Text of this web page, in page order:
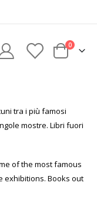
Cart
0elementi
tra i più famosi
mostre. Libri fuori
of the most famous
exhibitions. Books out